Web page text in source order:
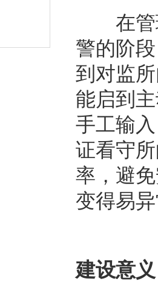
在管理
警的阶
到对监
能启到
手工输
证看守
率，避
变得易
建设意义